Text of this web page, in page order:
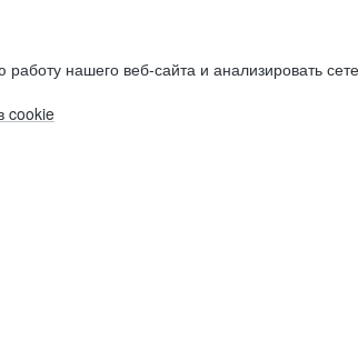
нашего веб-сайта и анализировать
cookie